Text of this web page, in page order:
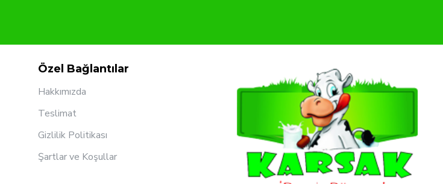
Özel Bağlantılar
Hakkımızda
Teslimat
Gizlilik Politikası
Şartlar ve Koşullar